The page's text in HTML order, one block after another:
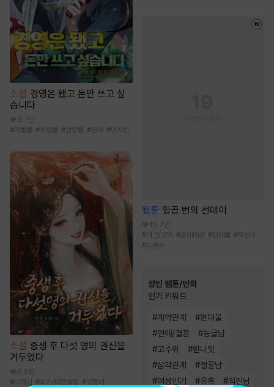
소설 경영은 됐고 돈만 쓰고 싶
습니다
3.7만
# 재벌물 # 환생물 #성장물 #천재 #먼치킨
소설 중생 후 다섯 명의 권신을
거두었다
6.5만
#다정남 #회귀/타임슬립 #엉뚱녀
웹툰 일곱 번의 선데이
10.7만
#개그/코믹 #츤데레공 #현대물 #무심수
#능글수
성인 웹툰/만화
인기 키워드
#계약관계 #현대물
#연애/결혼 #능글남
#고수위 #원나잇
#삼각관계 #절륜남
#여성인기 #유혹 #직진남